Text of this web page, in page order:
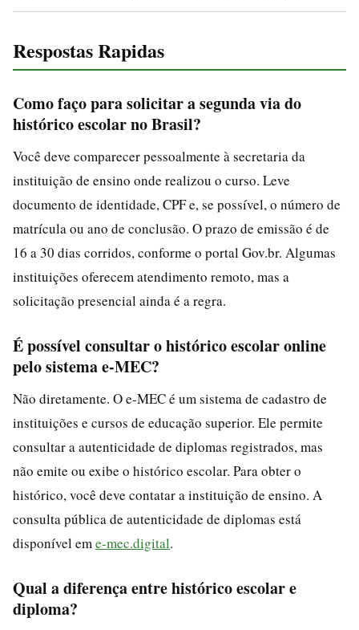
Respostas Rapidas
Como faço para solicitar a segunda via do
histórico escolar no Brasil?
Você deve comparecer pessoalmente à secretaria da
instituição de ensino onde realizou o curso. Leve
documento de identidade, CPF e, se possível, o número de
matrícula ou ano de conclusão. O prazo de emissão é de
16 a 30 dias corridos, conforme o portal Gov.br. Algumas
instituições oferecem atendimento remoto, mas a
solicitação presencial ainda é a regra.
É possível consultar o histórico escolar online
pelo sistema e-MEC?
Não diretamente. O e-MEC é um sistema de cadastro de
instituições e cursos de educação superior. Ele permite
consultar a autenticidade de diplomas registrados, mas
não emite ou exibe o histórico escolar. Para obter o
histórico, você deve contatar a instituição de ensino. A
consulta pública de autenticidade de diplomas está
disponível em e-mec.digital.
Qual a diferença entre histórico escolar e
diploma?